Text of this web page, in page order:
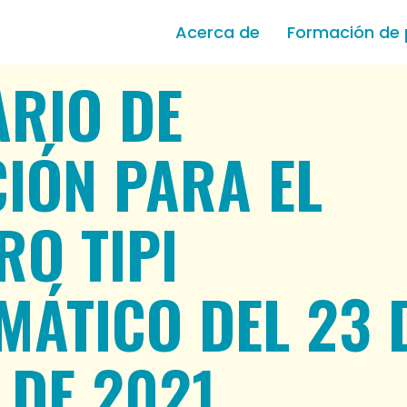
Acerca de Formación
DE
PARA EL
TIPI
DEL 23